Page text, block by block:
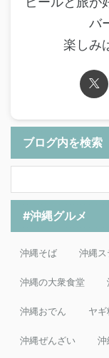
バ
楽しみ
ブログ内を検索
#沖縄グルメ
沖縄そば 沖縄ス
沖縄の大衆食堂
沖縄おでん ヤギ
沖縄ぜんざい 沖